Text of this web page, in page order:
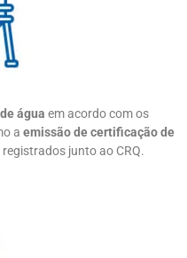
água em acordo com os
a emissão de certificação de
junto ao CRQ.